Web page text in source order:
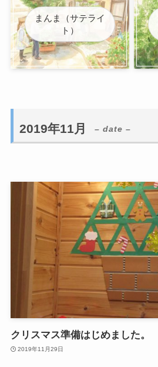
まんま（サテライ
ト）
2019年11月 – date –
クリスマス準備はじめました。
2019年11月29日